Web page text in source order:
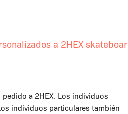
a 2HEX
a 2HEX. Los individuos
individuos particulares también